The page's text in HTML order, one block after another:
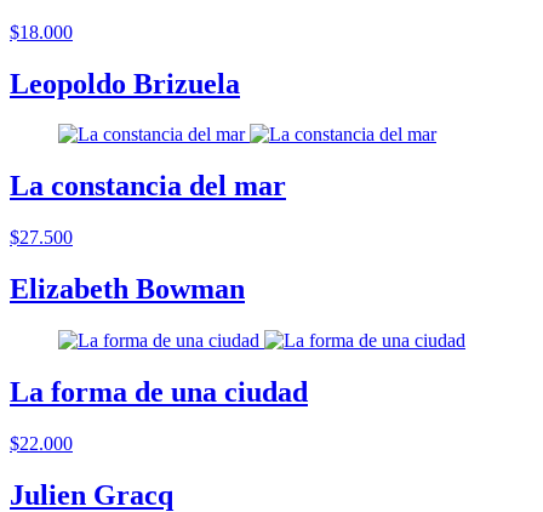
$18.000
Leopoldo Brizuela
La constancia del mar
$27.500
Elizabeth Bowman
La forma de una ciudad
$22.000
Julien Gracq